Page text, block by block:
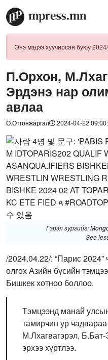
Энэ мэдээ хуучирсан буюу
П.Орхон,
Эрдэнэ нар
авлаа ​
О.Отгонжаргал 2024-04-22
Гэрэл зургийг:
See
/2024.04.22/: “Парис
олгох Азийн бүсийн
Бишкек хотноо боллоо.
Тэмцээнд манай
тамирчин ур
М.Лхагвагэрэл,
эрхээ хүртлээ.